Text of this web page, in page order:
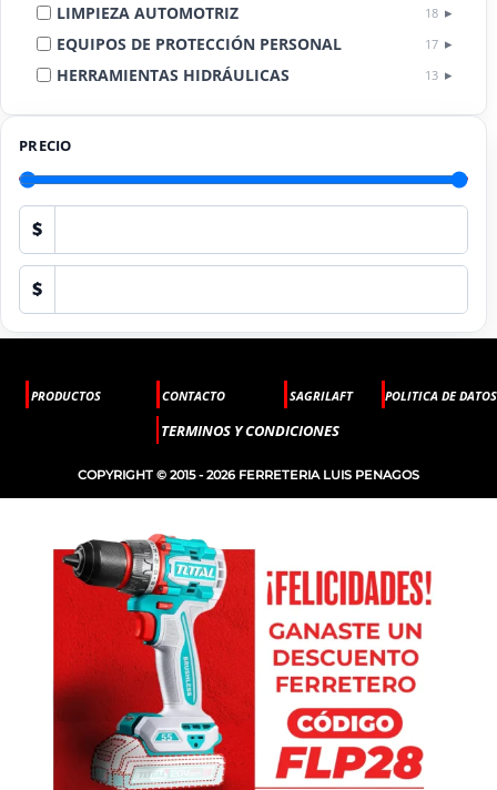
LIMPIEZA AUTOMOTRIZ 18
EQUIPOS DE PROTECCIÓN PERSONAL 17
HERRAMIENTAS HIDRÁULICAS 13
PRECIO
$
$
PRODUCTOS CONTACTO SAGRILAFT POLITICA DE DATOS
TERMINOS Y CONDICIONES
COPYRIGHT © 2015 - 2026 FERRETERIA LUIS PENAGOS